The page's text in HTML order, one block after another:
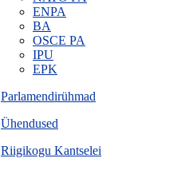
ENPA
BA
OSCE PA
IPU
EPK
Parlamendirühmad
Ühendused
Riigikogu Kantselei